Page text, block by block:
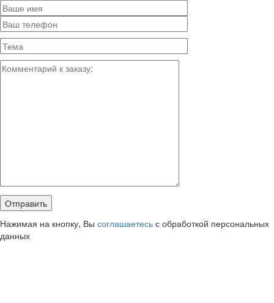
Нажимая на кнопку, Вы соглашаетесь с обработкой персональных
данных